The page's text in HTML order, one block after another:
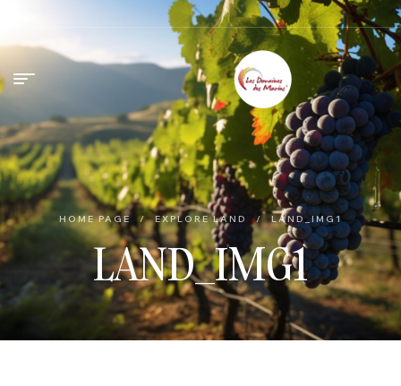
LAND_IMG1
HOME PAGE / EXPLORE LAND / LAND_IMG1